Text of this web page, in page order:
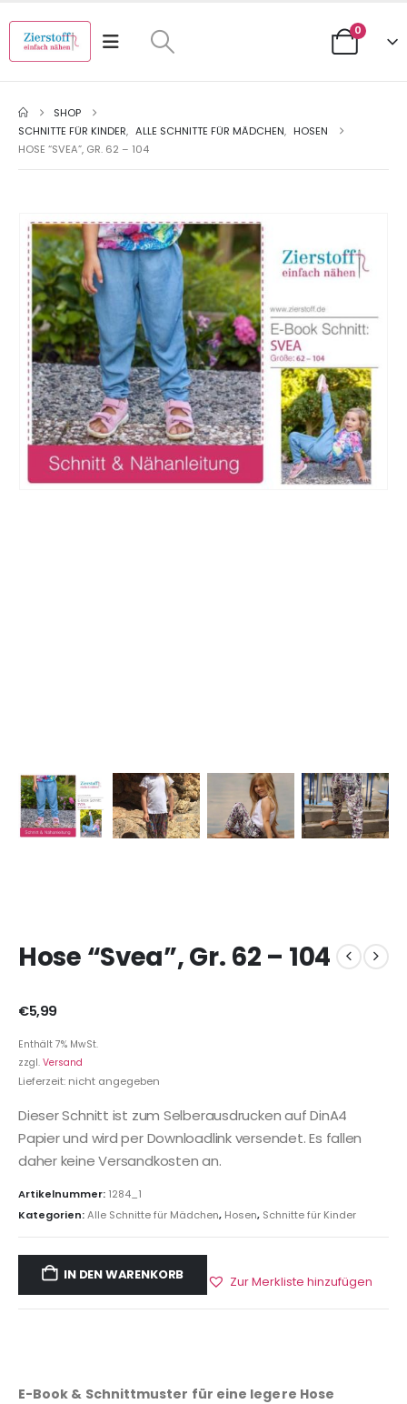
0
SHOP
SCHNITTE FÜR KINDER, ALLE SCHNITTE FÜR MÄDCHEN, HOSEN
HOSE “SVEA”, GR. 62 – 104
Hose “Svea”, Gr. 62 – 104
€5,99
Enthält 7% MwSt.
zzgl. Versand
Lieferzeit: nicht angegeben
Dieser Schnitt ist zum Selberausdrucken auf DinA4
Papier und wird per Downloadlink versendet. Es fallen
daher keine Versandkosten an.
Artikelnummer: 1284_1
Kategorien:Alle Schnitte für Mädchen, Hosen, Schnitte für Kinder
IN DEN WARENKORB Zur Merkliste hinzufügen
E-Book & Schnittmuster für eine legere Hose